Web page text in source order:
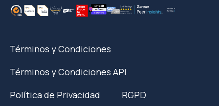
Términos y Condiciones
Términos y Condiciones API
Política de Privacidad
RGPD